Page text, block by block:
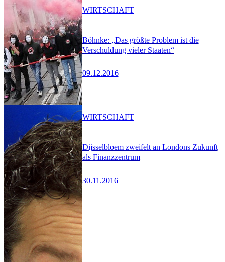
Böhnke: „Das größte Problem ist die
Verschuldung vieler Staaten“
09.12.2016
WIRTSCHAFT
Dijsselbloem zweifelt an Londons Zukunft
als Finanzzentrum
30.11.2016
WIRTSCHAFT